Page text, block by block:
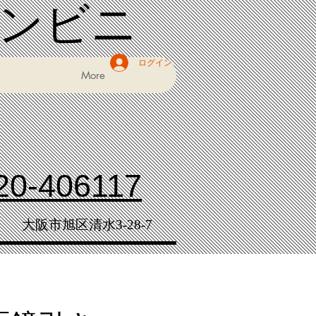
ビニ
More
406117
ログイン
大阪市旭区清水3-28-7